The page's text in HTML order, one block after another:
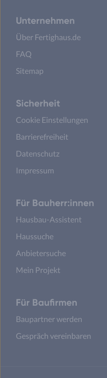
Unternehmen
Über Fertighaus.de
FAQ
Sitemap
Sicherheit
Cookie Einstellungen
Barrierefreiheit
Datenschutz
Impressum
Für Bauherr:innen
Hausbau-Assistent
Haussuche
Anbietersuche
Mein Projekt
Für Baufirmen
Baupartner werden
Gespräch vereinbaren